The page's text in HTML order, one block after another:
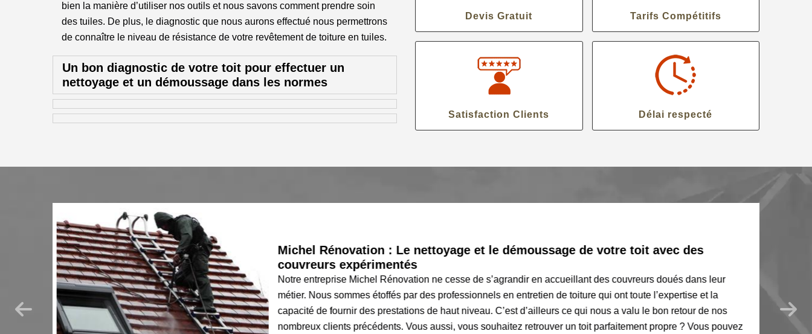
bien la manière d’utiliser nos outils et nous savons comment prendre soin
des tuiles. De plus, le diagnostic que nous aurons effectué nous permettrons
de connaître le niveau de résistance de votre revêtement de toiture en tuiles.
Un bon diagnostic de votre toit pour effectuer un
nettoyage et un démoussage dans les normes
Devis Gratuit Tarifs Compétitifs
Satisfaction Clients Délai respecté
Michel Rénovation : Le nettoyage et le démoussage de votre toit avec des
couvreurs expérimentés
Notre entreprise Michel Rénovation ne cesse de s’agrandir en accueillant des couvreurs doués dans leur
métier. Nous sommes étoffés par des professionnels en entretien de toiture qui ont toute l’expertise et la
capacité de fournir des prestations de haut niveau. C’est d’ailleurs ce qui nous a valu le bon retour de nos
nombreux clients précédents. Vous aussi, vous souhaitez retrouver un toit parfaitement propre ? Vous pouvez